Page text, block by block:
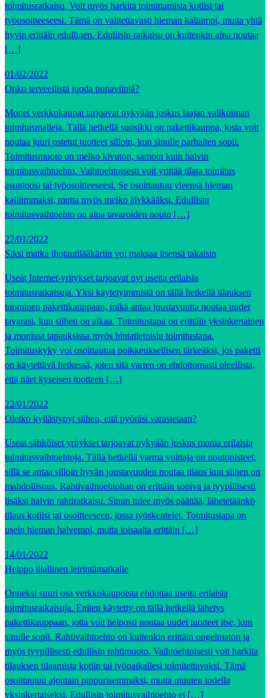
toimitusratkaisu. Voit myös harkita toimittamista kotiisi tai
työosoitteeseesi. Tämä on valitettavasti hieman kalliimpi, mutta yhtä
hyvin erittäin edullinen. Edullisin ratkaisu on kuitenkin aina noutaa
[…]
01/02/2022
Onko terveellistä juoda punaviiniä?
Monet verkkokaupat tarjoavat nykyään joskus laajan valikoiman
toimitusmalleja. Tällä hetkellä suosikki on pakettikauppa, josta voit
noutaa juuri ostetut tuotteet silloin, kun sinulle parhaiten sopii.
Toimitusmuoto on melko kivuton, samoin kuin halvin
toimitusvaihtoehto. Vaihtoehtoisesti voit yrittää tilata toimitus
asuntoosi tai työosoitteeseesi. Se osoittautuu yleensä hieman
kalliimmaksi, mutta myös melko älykkääksi. Edullisin
toimitusvaihtoehto on aina tavaroiden nouto […]
22/01/2022
Siksi matka ihotautilääkäriin voi maksaa itsensä takaisin
Useat Internet-yritykset tarjoavat nyt useita erilaisia
toimitusratkaisuja. Yksi käytetyimmistä on tällä hetkellä tilauksen
tuominen pakettikauppaan, mikä antaa joustavuutta noutaa uudet
tavarasi, kun siihen on aikaa. Toimitustapa on erittäin yksinkertainen
ja monissa tapauksissa myös hintatietoisin toimitustapa.
Toimituskyky voi osoittautua poikkeuksellisen tärkeäksi, jos paketti
on käytettävä hetkessä, joten sitä varten on ehdottomasti oleellista,
että näet kyseisen tuotteen […]
22/01/2022
Oletko kyllästynyt siihen, että pyöräsi varastetaan?
Useat sähköiset yritykset tarjoavat nykyään joskus monia erilaisia
toimitusvaihtoehtoja. Tällä hetkellä varma voittaja on noutopisteet,
sillä se antaa silloin hyvän joustavuuden noutaa tilaus kun siihen on
mahdollisuus. Rahtivaihtoehtohan on erittäin sopiva ja tyypillisesti
lisäksi halvin rahtiratkaisu. Sinun tulee myös päättää, lähetetäänkö
tilaus kotiisi tai osoitteeseen, jossa työskentelet. Toimitustapa on
usein hieman halvempi, mutta toisaalta erittäin […]
14/01/2022
Helppo illallinen leirintämatkalle
Onneksi suuri osa verkkokaupoista ehdottaa useita erilaisia
toimitusratkaisuja. Eniten käytetty on tällä hetkellä lähetys
pakettikauppaan, jotta voit helposti noutaa uudet tuotteet itse, kun
sinulle sopii. Rahtivaihtoehto on kuitenkin erittäin ongelmaton ja
myös tyypillisesti edullisin rahtimuoto. Vaihtoehtoisesti voit harkita
tilauksen tilaamista kotiin tai työpaikallesi toimitettavaksi. Tämä
osoittautuu ajoittain pippurisemmaksi, mutta muuten todella
yksinkertaiseksi. Edullisin toimitusvaihtoehto ei […]